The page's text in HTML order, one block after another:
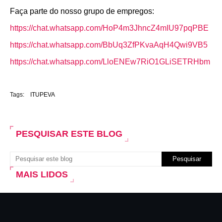
Faça parte do nosso grupo de empregos:
https://chat.whatsapp.com/HoP4m3JhncZ4mIU97pqPBE
https://chat.whatsapp.com/BbUq3ZfPKvaAqH4Qwi9VB5
https://chat.whatsapp.com/LloENEw7RiO1GLiSETRHbm
Tags: ITUPEVA
PESQUISAR ESTE BLOG
MAIS LIDOS